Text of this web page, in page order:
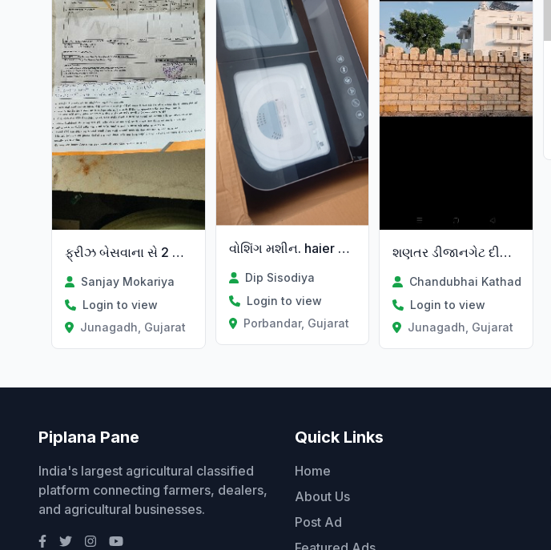
ફ્રીઝ બેસવાના સે 2 ડીપ ફ્રીઝ સે
Sanjay Mokariya
Login to view
Junagadh, Gujarat
વોશિંગ મશીન. haier વેચવાનું સે . 7kg . ડબલ ખાના વાળું.
Dip Sisodiya
Login to view
Porbandar, Gujarat
શણતર ડીજાનગેટ દીવાલ પોનટીગં વાંટા
Chandubhai Kathad
Login to view
Junagadh, Gujarat
Piplana Pane
India's largest agricultural classified
platform connecting farmers, dealers,
and agricultural businesses.
Quick Links
Home
About Us
Post Ad